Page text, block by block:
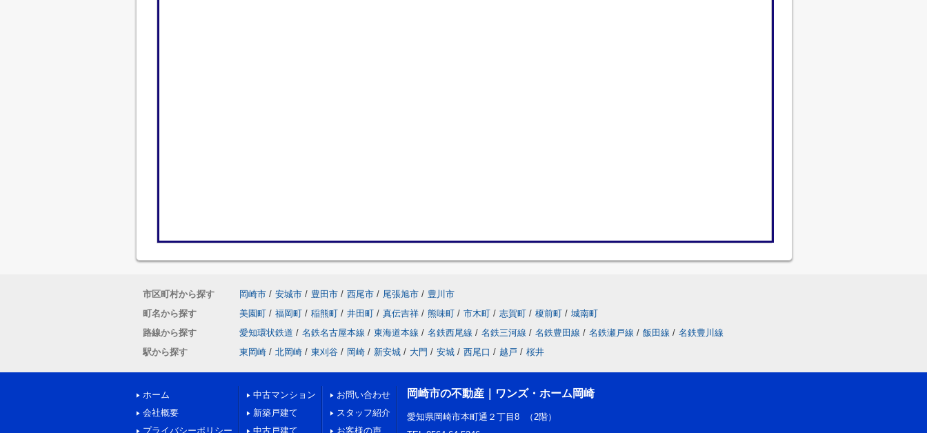
市区町村から探す 岡崎市 / 安城市 / 豊田市 / 西尾市 / 尾張旭市 / 豊川市
町名から探す
美園町 / 福岡町 / 稲熊町 / 井田町 / 真伝吉祥 / 熊味町 / 市木町 / 志賀町 / 榎前町 / 城南町
路線から探す
愛知環状鉄道 / 名鉄名古屋本線 / 東海道本線 / 名鉄西尾線 / 名鉄三河線 / 名鉄豊田線 / 名鉄瀬戸線 / 飯田線 / 名鉄豊川線
駅から探す
東岡崎 / 北岡崎 / 東刈谷 / 岡崎 / 新安城 / 大門 / 安城 / 西尾口 / 越戸 / 桜井
ホーム
会社概要
プライバシーポリシー
中古マンション
新築戸建て
中古戸建て
お問い合わせ
スタッフ紹介
お客様の声
岡崎市の不動産｜ワンズ・ホーム岡崎
愛知県岡崎市本町通２丁目8 （2階）